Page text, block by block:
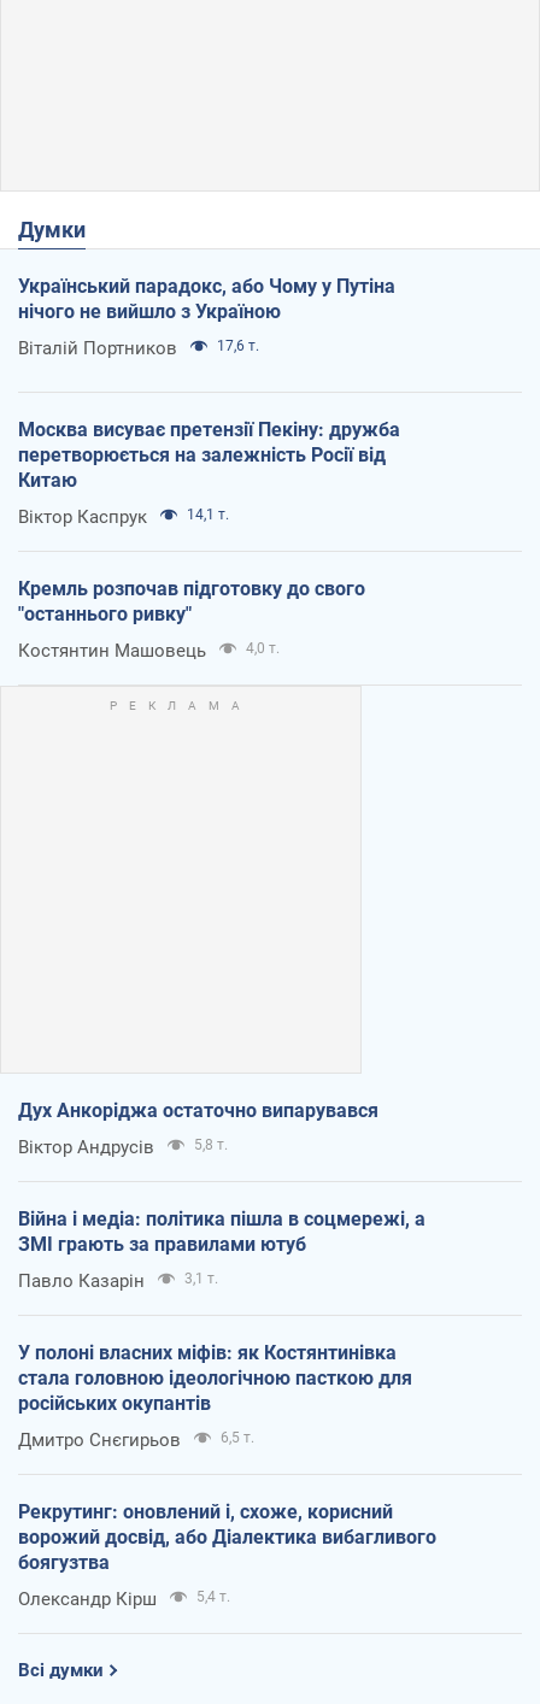
Думки
Український парадокс, або Чому у Путіна
нічого не вийшло з Україною
Віталій Портников 17,6 т.
Москва висуває претензії Пекіну: дружба
перетворюється на залежність Росії від
Китаю
Віктор Каспрук 14,1 т.
Кремль розпочав підготовку до свого
"останнього ривку"
Костянтин Машовець 4,0 т.
Дух Анкоріджа остаточно випарувався
Віктор Андрусів 5,8 т.
Війна і медіа: політика пішла в соцмережі, а
ЗМІ грають за правилами ютуб
Павло Казарін 3,1 т.
У полоні власних міфів: як Костянтинівка
стала головною ідеологічною пасткою для
російських окупантів
Дмитро Снєгирьов 6,5 т.
Рекрутинг: оновлений і, схоже, корисний
ворожий досвід, або Діалектика вибагливого
боягузтва
Олександр Кірш 5,4 т.
Всі думки